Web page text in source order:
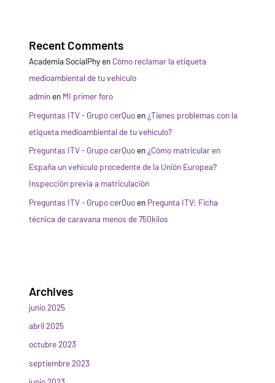
Recent Comments
Academia SocialPhyen Cómo reclamar la etiqueta
medioambiental de tu vehículo
adminen MI primer foro
Preguntas ITV - Grupo cerQuoen ¿Tienes problemas con la
etiqueta medioambiental de tu vehículo?
Preguntas ITV - Grupo cerQuoen ¿Cómo matricular en
España un vehículo procedente de la Unión Europea?
Inspección previa a matriculación
Preguntas ITV - Grupo cerQuoen Pregunta ITV: Ficha
técnica de caravana menos de 750kilos
Archives
junio 2025
abril 2025
octubre 2023
septiembre 2023